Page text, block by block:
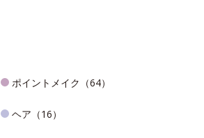
ポイントメイク（64）
ヘア（16）